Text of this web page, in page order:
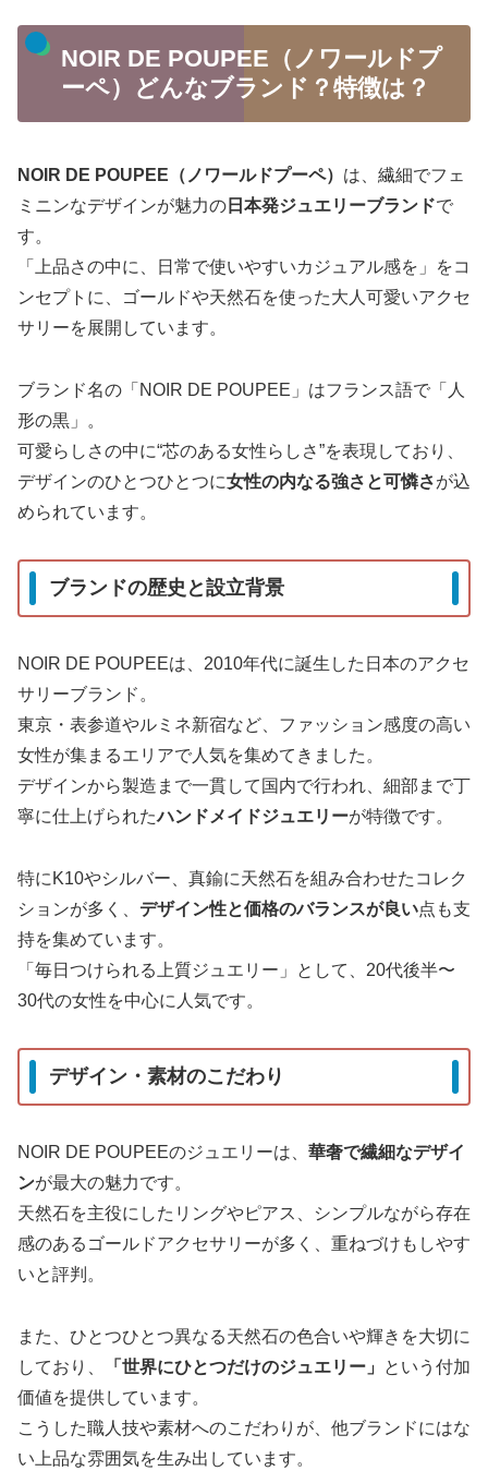
NOIR DE POUPEE（ノワールドプ
ーペ）どんなブランド？特徴は？
NOIR DE POUPEE（ノワールドプーペ） は、繊細でフェ
ミニンなデザインが魅力の 日本発ジュエリーブランドで
す。
「上品さの中に、日常で使いやすいカジュアル感を」をコ
ンセプトに、ゴールドや天然石を使った大人可愛いアクセ
サリーを展開しています。
ブランド名の「NOIR DE POUPEE」はフランス語で「人
形の黒」。
可愛らしさの中に“芯のある女性らしさ”を表現しており、
デザインのひとつひとつに女性の内なる強さと可憐さが込
められています。
ブランドの歴史と設立背景
NOIR DE POUPEEは、2010年代に誕生した日本のアクセ
サリーブランド。
東京・表参道やルミネ新宿など、ファッション感度の高い
女性が集まるエリアで人気を集めてきました。
デザインから製造まで一貫して国内で行われ、細部まで丁
寧に仕上げられたハンドメイドジュエリーが特徴です。
特にK10やシルバー、真鍮に天然石を組み合わせたコレク
ションが多く、 デザイン性と価格のバランスが良い点も支
持を集めています。
「毎日つけられる上質ジュエリー」として、20代後半〜
30代の女性を中心に人気です。
デザイン・素材のこだわり
NOIR DE POUPEEのジュエリーは、 華奢で繊細なデザイ
ンが最大の魅力です。
天然石を主役にしたリングやピアス、シンプルながら存在
感のあるゴールドアクセサリーが多く、重ねづけもしやす
いと評判。
また、ひとつひとつ異なる天然石の色合いや輝きを大切に
しており、
「世界にひとつだけのジュエリー」
という付加
価値を提供しています。
こうした職人技や素材へのこだわりが、他ブランドにはな
い上品な雰囲気を生み出しています。